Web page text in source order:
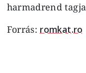
harmadrend
Forrás: romkat.ro